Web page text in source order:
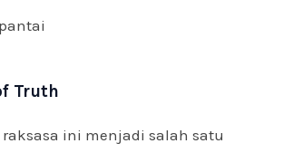
Truth
ini menjadi salah satu